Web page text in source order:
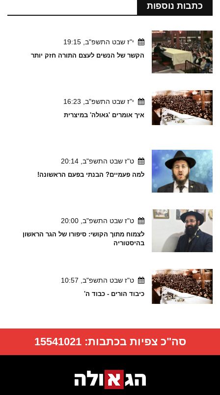
כתבות נוספות
י"ז שבט התשפ"ב, 19:15
הקשר של הנשים לעצם התורה חזק יותר
י"ז שבט התשפ"ב, 16:23
איך אומרים 'גאולה' במיצרית
ט"ז שבט התשפ"ב, 20:14
למה פעמיים? הבנתי בפעם הראשונה!
ט"ז שבט התשפ"ב, 20:00
לצמוח מתוך הקושי: סיפורו של הגר הראשון
בהיסטוריה
ט"ז שבט התשפ"ב, 10:57
כיבוד הורים - כבוד ה'
סה"כ צפיות בכתבות:15541021